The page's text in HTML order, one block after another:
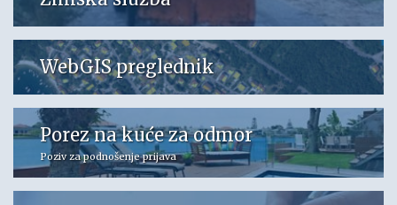
WebGIS preglednik
Porez na kuće za odmor
Poziv za podnošenje prijava